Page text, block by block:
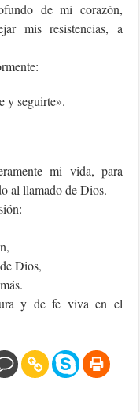
de mi corazón,
mis resistencias, a
y seguirte».
mi vida, para
al llamado de Dios.
Dios,
y de fe viva en el